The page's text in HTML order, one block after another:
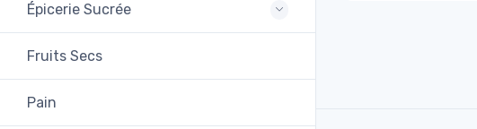
Épicerie Sucrée
Fruits Secs
Pain